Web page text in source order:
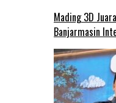
Mading 3D
Banjarmasin